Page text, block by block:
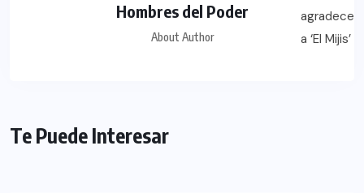
Hombres del Poder
About Author
Te Puede Interesar